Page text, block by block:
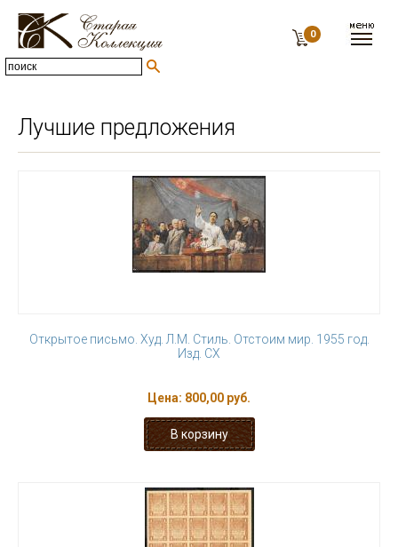
0
Лучшие предложения
Открытое письмо. Худ. Л.М. Стиль. Отстоим мир. 1955 год.
Изд. СХ
Цена: 800,00 руб.